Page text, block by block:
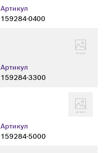
Артикул
159284-0400
Артикул
159284-3300
Артикул
159284-5000